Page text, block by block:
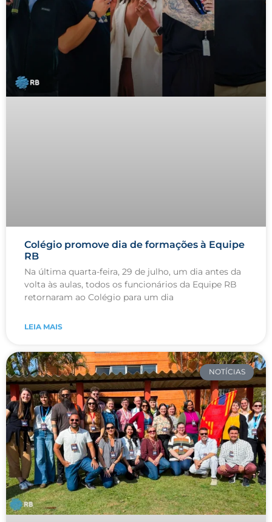
Colégio promove dia de formações à Equipe
RB
Na última quarta-feira, 29 de julho, um dia antes da
volta às aulas, todos os funcionários da Equipe RB
retornaram ao Colégio para um dia
LEIA MAIS
NOTÍCIAS